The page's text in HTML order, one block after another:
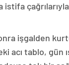
istifa
işgalden
acı tablo, gün